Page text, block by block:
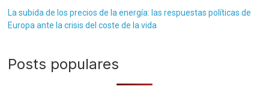
La subida de los precios de la energía: las respuestas políticas de
Europa ante la crisis del coste de la vida
Posts populares